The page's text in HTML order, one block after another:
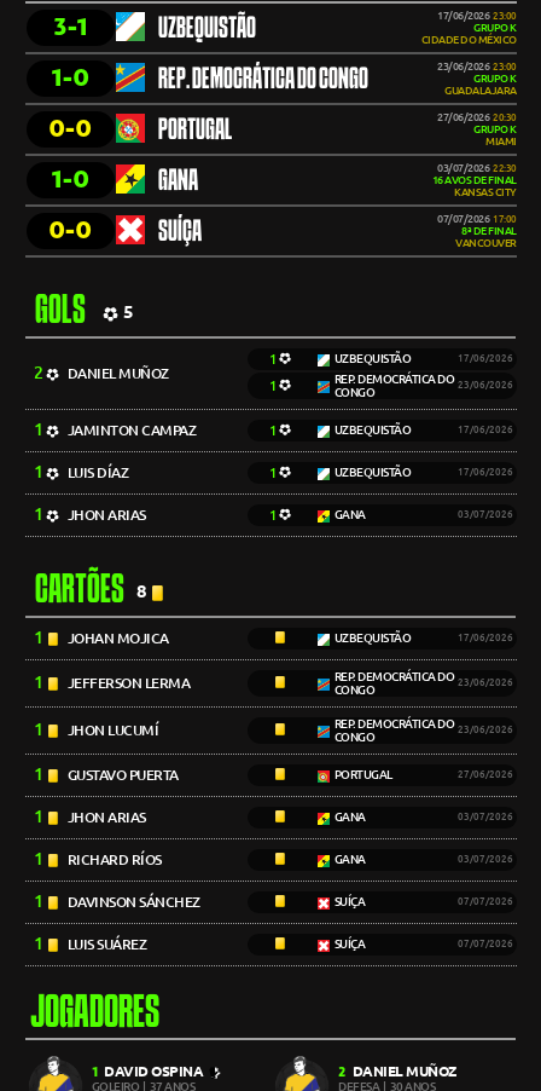
3-1 UZBEQUISTÃO 17/06/2026 23:00
GRUPO K
CIDADE DO MÉXICO
1-0 REP. DEMOCRÁTICA DO CONGO 23/06/2026 23:00
GRUPO K
GUADALAJARA
0-0 PORTUGAL 27/06/2026 20:30
GRUPO K
MIAMI
1-0 GANA 03/07/2026 22:30
16 AVOS DE FINAL
KANSAS CITY
0-0 SUÍÇA 07/07/2026 17:00
8ª DE FINAL
VANCOUVER
GOLS 5
2 DANIEL MUÑOZ
1 UZBEQUISTÃO 17/06/2026
1
REP. DEMOCRÁTICA DO
CONGO
23/06/2026
1 JAMINTON CAMPAZ 1 UZBEQUISTÃO 17/06/2026
1 LUIS DÍAZ 1 UZBEQUISTÃO 17/06/2026
1 JHON ARIAS 1 GANA 03/07/2026
CARTÕES 8
1 JOHAN MOJICA UZBEQUISTÃO 17/06/2026
1 JEFFERSON LERMA
REP. DEMOCRÁTICA DO
CONGO
23/06/2026
1 JHON LUCUMÍ
REP. DEMOCRÁTICA DO
CONGO
23/06/2026
1 GUSTAVO PUERTA PORTUGAL 27/06/2026
1 JHON ARIAS GANA 03/07/2026
1 RICHARD RÍOS GANA 03/07/2026
1 DAVINSON SÁNCHEZ SUÍÇA 07/07/2026
1 LUIS SUÁREZ SUÍÇA 07/07/2026
JOGADORES
1 DAVID OSPINA
GOLEIRO
| 37 ANOS
2 DANIEL MUÑOZ
DEFESA | 30 ANOS